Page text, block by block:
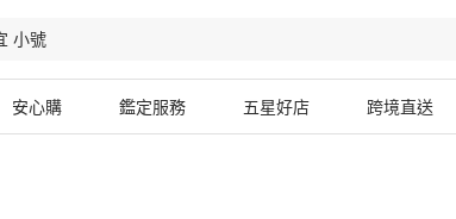
安心購 鑑定服務 五星好店 跨境直送